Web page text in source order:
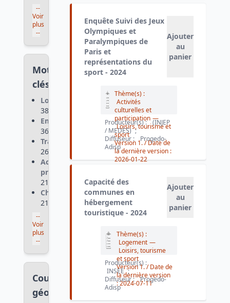
--
Voir
plus
--
Mots-
clés
Logement
381
Emploi
365
Transport
262
Activité
professionnelle
215
Chômage
215
--
Voir
plus
--
Couvertures
géographiques
Enquête Suivi des Jeux
Olympiques et
Paralympiques de
Paris et
représentations du
sport - 2024
Ajouter
au
panier
Thème(s) :
Activités
culturelles et
participation —
Loisirs, tourisme et
sport
Version 1./ Date de
la dernière version :
2026-01-22
Producteur(s) :
(INJEP
/ MEDES) ;
Diffuseur :
Progedo-
Adisp
Capacité des
communes en
hébergement
touristique - 2024
Ajouter
au
panier
Thème(s) :
Logement —
Loisirs, tourisme
et sport
Version 1./ Date de
la dernière version
:2024-07-11
Producteur(s) :
INSEE ;
Diffuseur :
Progedo-
Adisp